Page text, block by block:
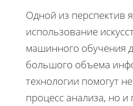
Одной из перспектив
использование
машинного обучения
большого объема
технологии помогут
процесс анализа, но и